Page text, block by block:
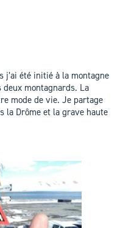
j’ai été initié à la montagne
montagnards. La
mode de vie. Je partage
la Drôme et la grave haute